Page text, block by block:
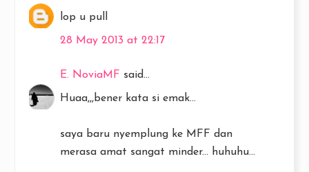
lop u pull
28 May 2013 at 22:17
E. NoviaMF said...
Huaa,,,bener kata si emak...
saya baru nyemplung ke MFF dan
merasa amat sangat minder... huhuhu...